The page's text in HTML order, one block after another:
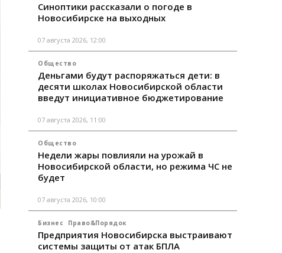
Синоптики рассказали о погоде в
Новосибирске на выходных
07 августа 2026, 12:00
Общество
Деньгами будут распоряжаться дети: в
десяти школах Новосибирской области
введут инициативное бюджетирование
07 августа 2026, 11:00
Общество
Недели жары повлияли на урожай в
Новосибирской области, но режима ЧС не
будет
07 августа 2026, 10:00
Бизнес Право&Порядок
Предприятия Новосибирска выстраивают
системы защиты от атак БПЛА